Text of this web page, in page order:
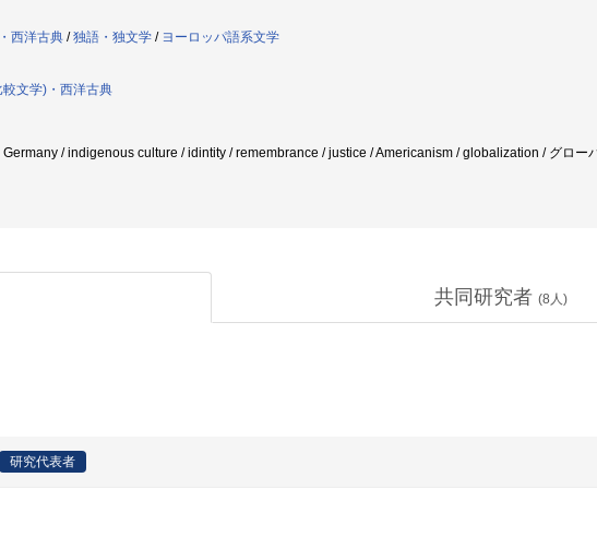
西洋古典 /独語・独文学 / ヨーロッパ語系文学
文学)・西洋古典
/ indigenous culture / idintity / remembrance / justice / Americanism / globalization / グロー
共同研究者 (8 人)
研究代表者